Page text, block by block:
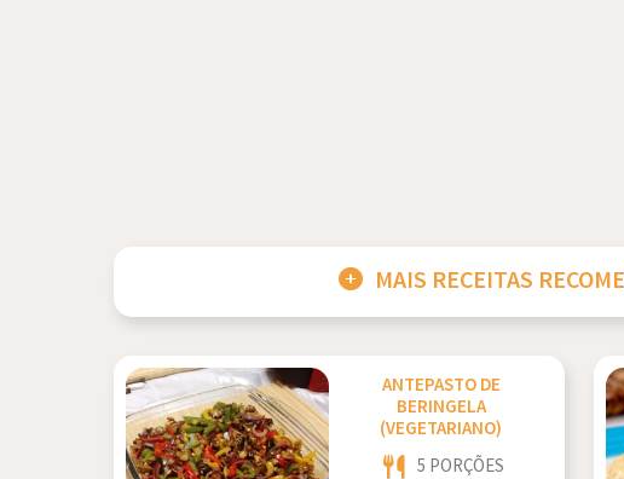
MAIS RECEITAS
ANTEPASTO DE
BERINGELA
(VEGETARIANO)
5 PORÇÕES